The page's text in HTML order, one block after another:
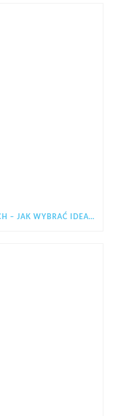
NARTY W ALPACH FRANCUSKICH – JAK WYBRAĆ IDEALNY REGION NA ZIMOWY WYJAZD